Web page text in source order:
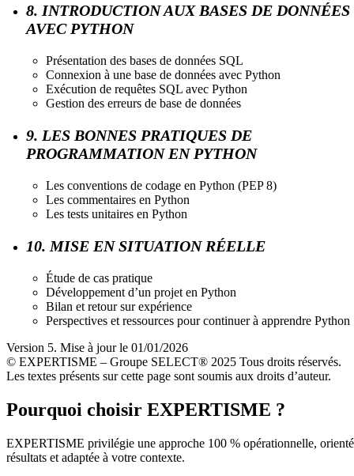
8. INTRODUCTION AUX BASES DE DONNÉES
AVEC PYTHON
Présentation des bases de données SQL
Connexion à une base de données avec Python
Exécution de requêtes SQL avec Python
Gestion des erreurs de base de données
9. LES BONNES PRATIQUES DE
PROGRAMMATION EN PYTHON
Les conventions de codage en Python (PEP 8)
Les commentaires en Python
Les tests unitaires en Python
10. MISE EN SITUATION RÉELLE
Étude de cas pratique
Développement d’un projet en Python
Bilan et retour sur expérience
Perspectives et ressources pour continuer à apprendre Python
Version 5. Mise à jour le 01/01/2026
© EXPERTISME – Groupe SELECT® 2025 Tous droits réservés.
Les textes présents sur cette page sont soumis aux droits d’auteur.
Pourquoi choisir EXPERTISME ?
EXPERTISME privilégie une approche 100 % opérationnelle,
résultats et adaptée à votre contexte.